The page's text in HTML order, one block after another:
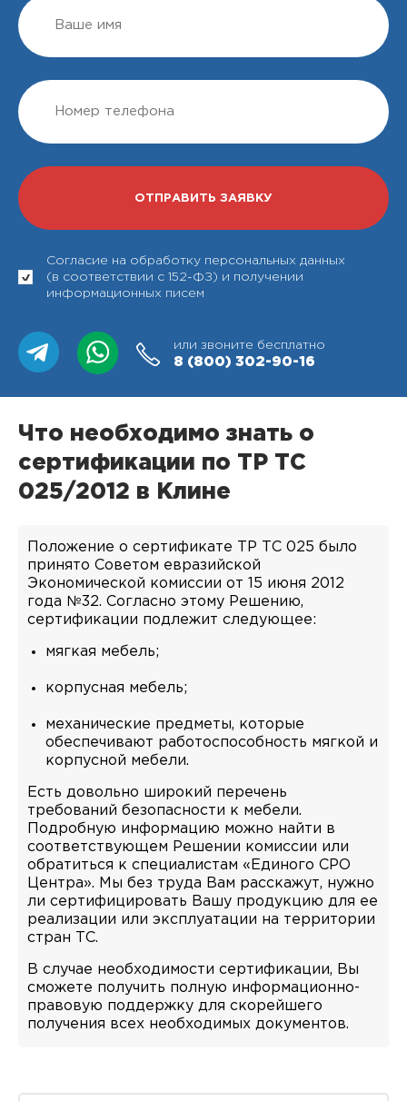
Согласие на обработку персональных данных
(в соответствии с 152-ФЗ) и получении
информационных писем
или звоните бесплатно
8 (800) 302-90-16
Что необходимо знать о
сертификации по ТР ТС
025/2012 в Клине
Положение о сертификате ТР ТС 025 было
принято Советом евразийской
Экономической комиссии от 15 июня 2012
года №32. Согласно этому Решению,
сертификации подлежит следующее:
мягкая мебель;
корпусная мебель;
механические предметы, которые
обеспечивают работоспособность мягкой и
корпусной мебели.
Есть довольно широкий перечень
требований безопасности к мебели.
Подробную информацию можно найти в
соответствующем Решении комиссии или
обратиться к специалистам «Единого СРО
Центра». Мы без труда Вам расскажут, нужно
ли сертифицировать Вашу продукцию для ее
реализации или эксплуатации на территории
стран ТС.
В случае необходимости сертификации, Вы
сможете получить полную информационно-
правовую поддержку для скорейшего
получения всех необходимых документов.